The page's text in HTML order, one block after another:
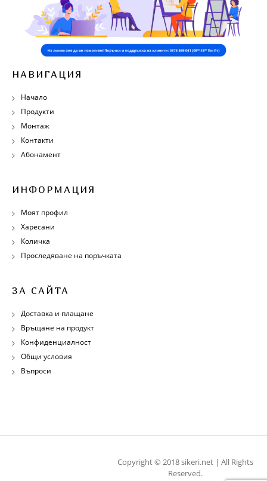
НАВИГАЦИЯ
Начало
Продукти
Монтаж
Контакти
Абонамент
ИНФОРМАЦИЯ
Моят профил
Харесани
Количка
Проследяване на поръчката
ЗА САЙТА
Доставка и плащане
Връщане на продукт
Конфиденциалност
Общи условия
Въпроси
Copyright © 2018 sikeri.net | All Rights
Reserved.